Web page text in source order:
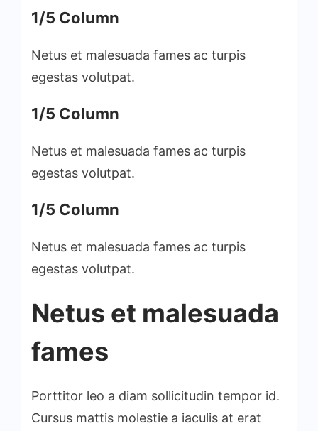
1/5 Column
Netus et malesuada fames ac turpis
egestas volutpat.
1/5 Column
Netus et malesuada fames ac turpis
egestas volutpat.
1/5 Column
Netus et malesuada fames ac turpis
egestas volutpat.
Netus et malesuada
fames
Porttitor leo a diam sollicitudin tempor id.
Cursus mattis molestie a iaculis at erat